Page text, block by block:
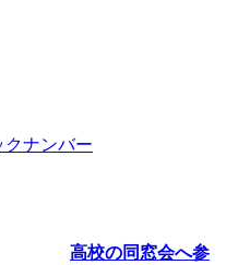
高校の同窓会へ参